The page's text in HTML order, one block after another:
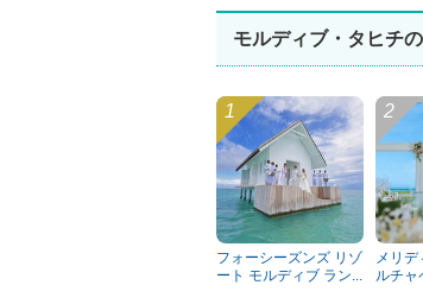
モルディブ・タヒチ
フォーシーズンズ リゾ
ート モルディブ ラン...
メリデ
ルチャ